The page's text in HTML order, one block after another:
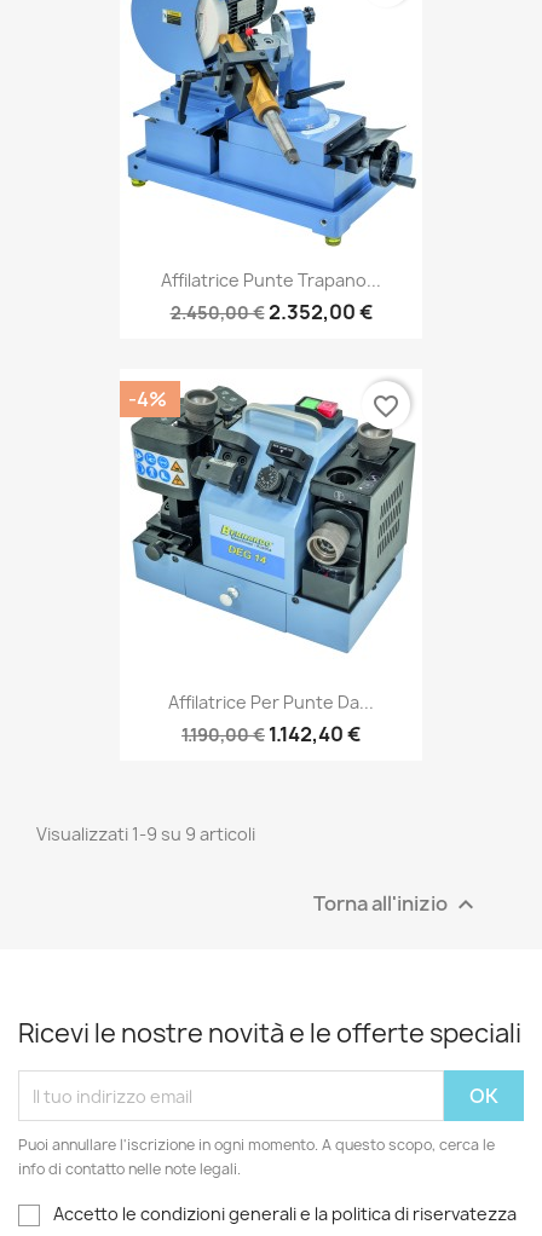
Affilatrice Punte Trapano...
2.450,00 €2.352,00 €
Affilatrice Per Punte Da...
1.190,00 € 1.142,40 €
-4% favorite_border
Visualizzati 1-9 su 9 articoli
Torna all'inizio 
Ricevi le nostre novità e le offerte speciali
Puoi annullare l'iscrizione in ogni momento. A questo scopo, cerca le
info di contatto nelle note legali.
Accetto le condizioni generali e la politica di riservatezza